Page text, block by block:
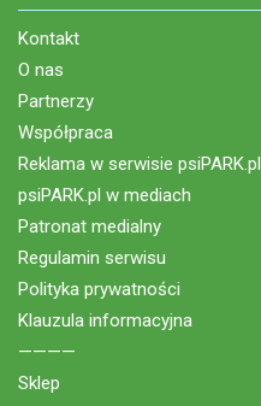
Kontakt
O nas
Partnerzy
Współpraca
Reklama w serwisie psiPARK.pl
psiPARK.pl w mediach
Patronat medialny
Regulamin serwisu
Polityka prywatności
Klauzula informacyjna
————
Sklep